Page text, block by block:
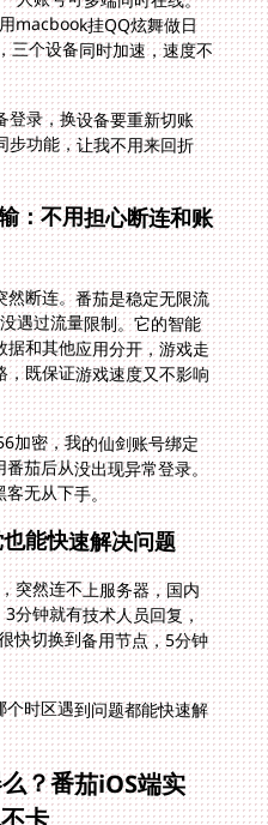
登录，换设备要重新切账
步功能，让我不用来回折
：不用担心断连和账
断连。番茄是稳定无限流
遇过流量限制。它的智能
和其他应用分开，游戏走
既保证游戏速度又不影响
加密，我的仙剑账号绑定
茄后从没出现异常登录。
客无从下手。
能快速解决问题
突然连不上服务器，国内
分钟就有技术人员回复，
快切换到备用节点，5分钟
时区遇到问题都能快速解
？番茄iOS端实
卡